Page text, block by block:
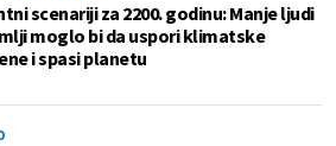
scenariji za 2200. godinu: Manje ljudi
moglo bi da uspori klimatske
i spasi planetu